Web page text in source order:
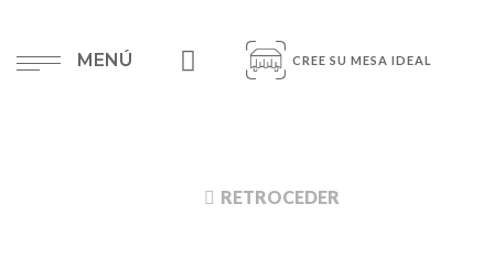
MENÚ CREE SU MESA IDEAL
RETROCEDER